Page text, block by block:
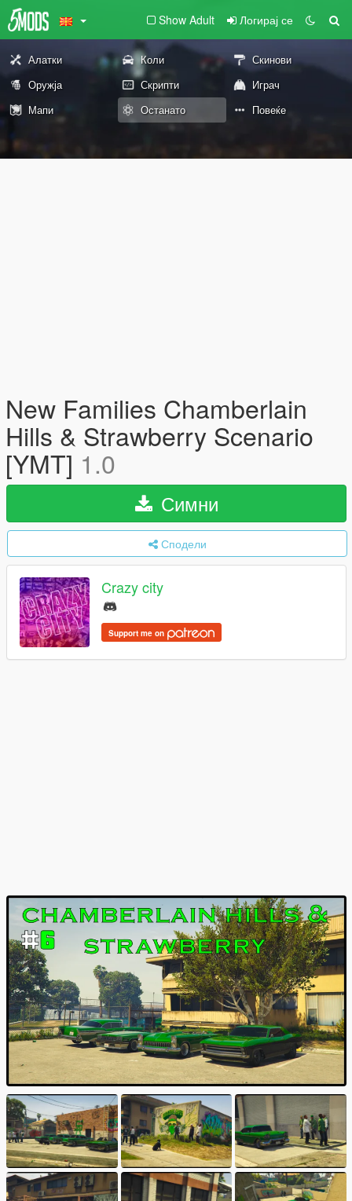
Show Adult Логирај се
Алатки Коли
Скинови
Оружја
Скрипти
Играч
Мапи
Останато Повеќе
New Families Chamberlain
Hills & Strawberry Scenario
[YMT] 1.0
Симни
Сподели
Crazy city
Support me on